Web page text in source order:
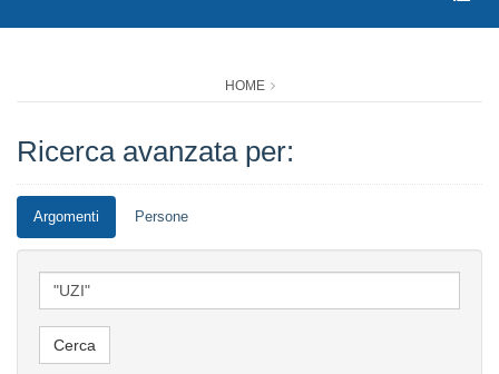
HOME
Ricerca avanzata per:
Argomenti Persone